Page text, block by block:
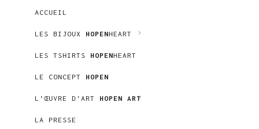
ACCUEIL
LES BIJOUX HOPENHEART
LES TSHIRTS HOPENHEART
LE CONCEPT HOPEN
L’ŒUVRE D’ART HOPEN ART
LA PRESSE